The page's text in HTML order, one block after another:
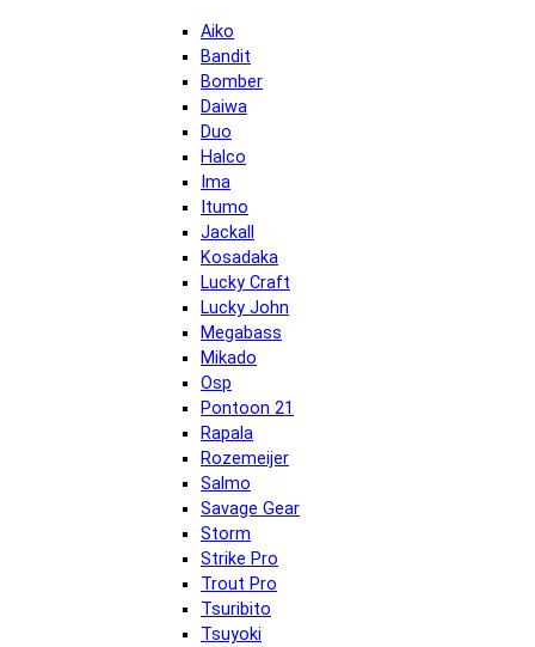
Aiko
Bandit
Bomber
Daiwa
Duo
Halco
Ima
Itumo
Jackall
Kosadaka
Lucky Craft
Lucky John
Megabass
Mikado
Osp
Pontoon 21
Rapala
Rozemeijer
Salmo
Savage Gear
Storm
Strike Pro
Trout Pro
Tsuribito
Tsuyoki